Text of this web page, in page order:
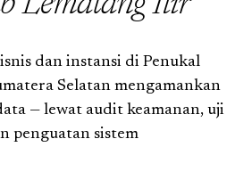
dan instansi di Penukal
Selatan mengamankan
— lewat audit keamanan, uji
penguatan sistem